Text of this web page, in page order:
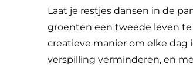
Laat je restjes dansen in de
groenten een tweede leven te
creatieve manier om elke dag
verspilling verminderen, en